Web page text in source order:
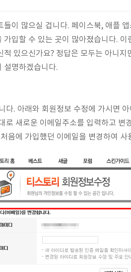
이 많으실 겁니다. 페이스북, 애플
입할 수 있는 곳이 많아졌습니다.
있으신가요? 정답은 모두는 아니
설명하겠습니다.
다. 아래와 회원정보 수정에 가시면
로 새로운 이메일주소를 입력하고 변
음에 가입했던 이메일을 변경하여 사